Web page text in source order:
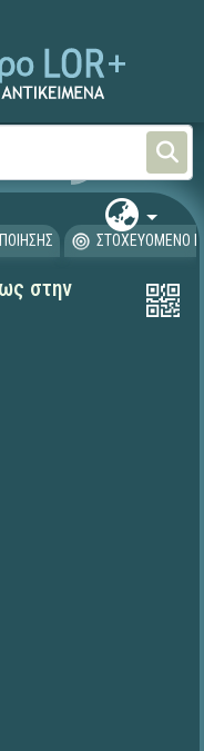
Γλώσσα και Λογοτεχνία
ΣΤΟΧΕΥΟΜΕΝΟ
στην